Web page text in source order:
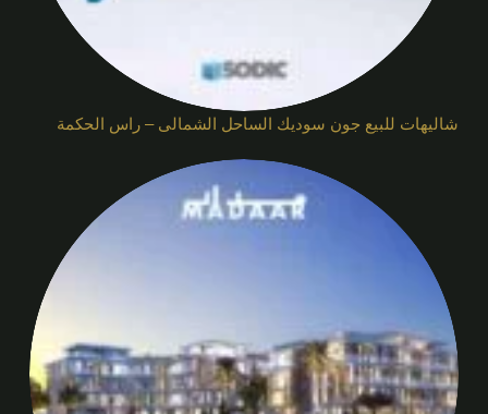
شاليهات للبيع جون سوديك الساحل الشمالى – راس الحكمة